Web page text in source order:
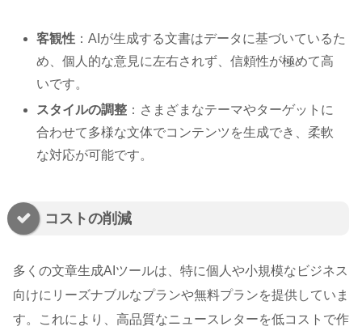
客観性 ：AIが生成する文書はデータに基づいているた
め、個人的な意見に左右されず、信頼性が極めて高
いです。
スタイルの調整 ：さまざまなテーマやターゲットに
合わせて多様な文体でコンテンツを生成でき、柔軟
な対応が可能です。
コストの削減
多くの文章生成AIツールは、特に個人や小規模なビジネス
向けにリーズナブルなプランや無料プランを提供していま
す。これにより、高品質なニュースレターを低コストで作